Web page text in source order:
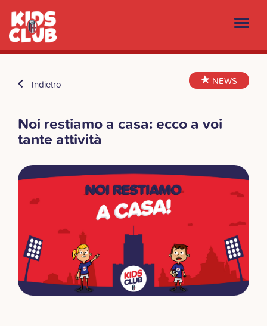
Indietro NEWS
Noi restiamo a casa: ecco a voi
tante attività